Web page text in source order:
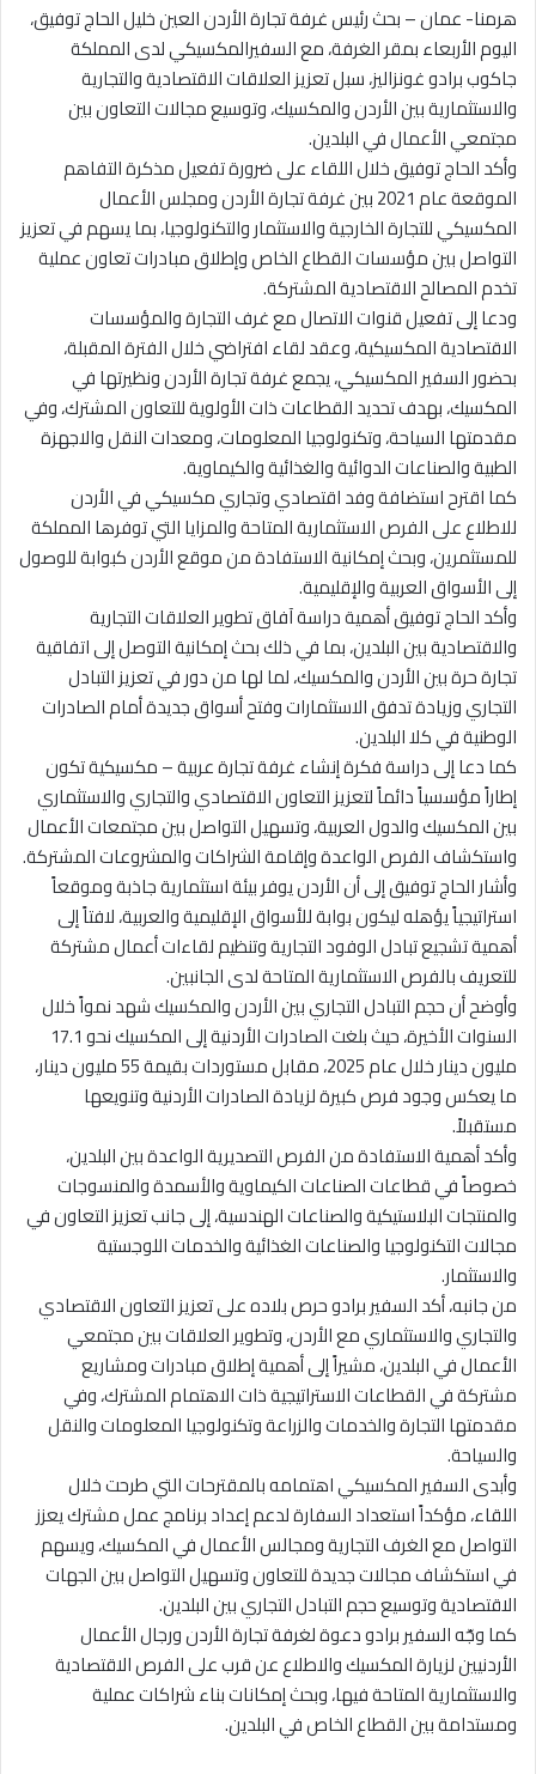
هرمنا- عمان – بحث رئيس غرفة تجارة الأردن العين خليل الحاج توفيق،
اليوم الأربعاء بمقر الغرفة، مع السفيرالمكسيكي لدى المملكة
جاكوب برادو غونزاليز، سبل تعزيز العلاقات الاقتصادية والتجارية
والاستثمارية بين الأردن والمكسيك، وتوسيع مجالات التعاون بين
مجتمعي الأعمال في البلدين.
وأكد الحاج توفيق خلال اللقاء على ضرورة تفعيل مذكرة التفاهم
الموقعة عام 2021 بين غرفة تجارة الأردن ومجلس الأعمال
المكسيكي للتجارة الخارجية والاستثمار والتكنولوجيا، بما يسهم في تعزيز
التواصل بين مؤسسات القطاع الخاص وإطلاق مبادرات تعاون عملية
تخدم المصالح الاقتصادية المشتركة.
ودعا إلى تفعيل قنوات الاتصال مع غرف التجارة والمؤسسات
الاقتصادية المكسيكية، وعقد لقاء افتراضي خلال الفترة المقبلة،
بحضور السفير المكسيكي، يجمع غرفة تجارة الأردن ونظيرتها في
المكسيك، بهدف تحديد القطاعات ذات الأولوية للتعاون المشترك، وفي
مقدمتها السياحة، وتكنولوجيا المعلومات، ومعدات النقل والاجهزة
الطبية والصناعات الدوائية والغذائية والكيماوية.
كما اقترح استضافة وفد اقتصادي وتجاري مكسيكي في الأردن
للاطلاع على الفرص الاستثمارية المتاحة والمزايا التي توفرها المملكة
للمستثمرين، وبحث إمكانية الاستفادة من موقع الأردن كبوابة للوصول
إلى الأسواق العربية والإقليمية.
وأكد الحاج توفيق أهمية دراسة آفاق تطوير العلاقات التجارية
والاقتصادية بين البلدين، بما في ذلك بحث إمكانية التوصل إلى اتفاقية
تجارة حرة بين الأردن والمكسيك، لما لها من دور في تعزيز التبادل
التجاري وزيادة تدفق الاستثمارات وفتح أسواق جديدة أمام الصادرات
الوطنية في كلا البلدين.
كما دعا إلى دراسة فكرة إنشاء غرفة تجارة عربية – مكسيكية تكون
إطاراً مؤسسياً دائماً لتعزيز التعاون الاقتصادي والتجاري والاستثماري
بين المكسيك والدول العربية، وتسهيل التواصل بين مجتمعات الأعمال
واستكشاف الفرص الواعدة وإقامة الشراكات والمشروعات المشتركة.
وأشار الحاج توفيق إلى أن الأردن يوفر بيئة استثمارية جاذبة وموقعاً
استراتيجياً يؤهله ليكون بوابة للأسواق الإقليمية والعربية، لافتاً إلى
أهمية تشجيع تبادل الوفود التجارية وتنظيم لقاءات أعمال مشتركة
للتعريف بالفرص الاستثمارية المتاحة لدى الجانبين.
وأوضح أن حجم التبادل التجاري بين الأردن والمكسيك شهد نمواً خلال
السنوات الأخيرة، حيث بلغت الصادرات الأردنية إلى المكسيك نحو 17.1
مليون دينار خلال عام 2025، مقابل مستوردات بقيمة 55 مليون دينار،
ما يعكس وجود فرص كبيرة لزيادة الصادرات الأردنية وتنويعها
مستقبلاً.
وأكد أهمية الاستفادة من الفرص التصديرية الواعدة بين البلدين،
خصوصاً في قطاعات الصناعات الكيماوية والأسمدة والمنسوجات
والمنتجات البلاستيكية والصناعات الهندسية، إلى جانب تعزيز التعاون في
مجالات التكنولوجيا والصناعات الغذائية والخدمات اللوجستية
والاستثمار.
من جانبه، أكد السفير برادو حرص بلاده على تعزيز التعاون الاقتصادي
والتجاري والاستثماري مع الأردن، وتطوير العلاقات بين مجتمعي
الأعمال في البلدين، مشيراً إلى أهمية إطلاق مبادرات ومشاريع
مشتركة في القطاعات الاستراتيجية ذات الاهتمام المشترك، وفي
مقدمتها التجارة والخدمات والزراعة وتكنولوجيا المعلومات والنقل
والسياحة.
وأبدى السفير المكسيكي اهتمامه بالمقترحات التي طرحت خلال
اللقاء، مؤكداً استعداد السفارة لدعم إعداد برنامج عمل مشترك يعزز
التواصل مع الغرف التجارية ومجالس الأعمال في المكسيك، ويسهم
في استكشاف مجالات جديدة للتعاون وتسهيل التواصل بين الجهات
الاقتصادية وتوسيع حجم التبادل التجاري بين البلدين.
كما وجّه السفير برادو دعوة لغرفة تجارة الأردن ورجال الأعمال
الأردنيين لزيارة المكسيك والاطلاع عن قرب على الفرص الاقتصادية
والاستثمارية المتاحة فيها، وبحث إمكانات بناء شراكات عملية
ومستدامة بين القطاع الخاص في البلدين.